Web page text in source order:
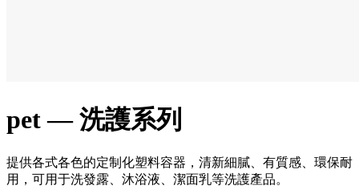
pet — 洗護系列
提供各式各色的定制化塑料容器，清新細膩、有質感、環保耐
用，可用于洗發露、沐浴液、潔面乳等洗護產品。